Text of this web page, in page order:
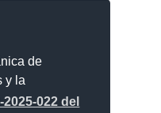
de
y la
022 del